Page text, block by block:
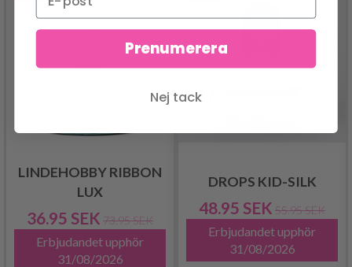
LINDEHOBBY RIBBON
LUX
36.95 SEK 73.95 SEK
Erbjudandet upphör
31/08/2026
DROPS KID-SILK
48.95 SEK 55.95 SEK
Erbjudandet upphör
31/08/2026
Prenumerera
Nej tack